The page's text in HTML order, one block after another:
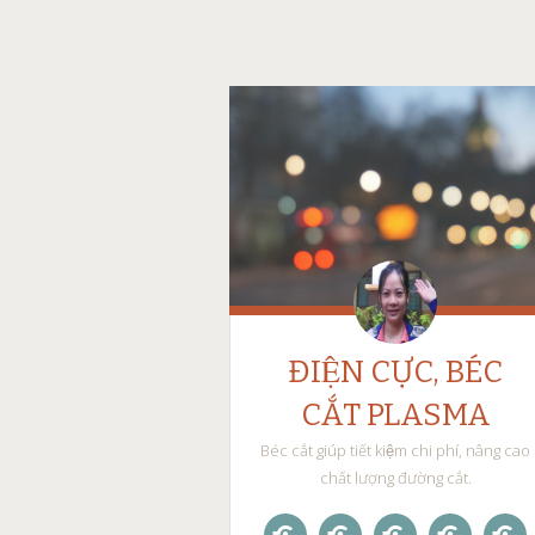
ĐIỆN CỰC, BÉC
CẮT PLASMA
Béc cắt giúp tiết kiệm chi phí, nâng cao
chất lượng đường cắt.